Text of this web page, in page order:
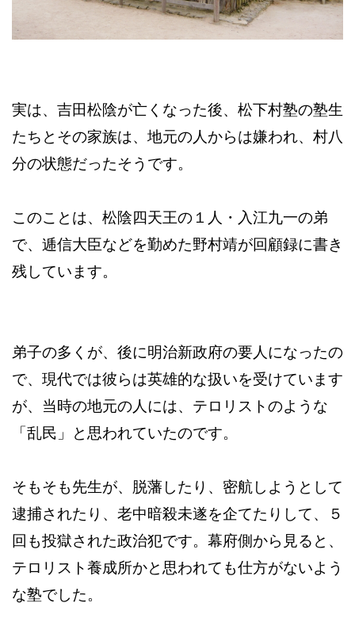
実は、吉田松陰が亡くなった後、松下村塾の塾生
たちとその家族は、地元の人からは嫌われ、村八
分の状態だったそうです。
このことは、松陰四天王の１人・入江九一の弟
で、逓信大臣などを勤めた野村靖が回顧録に書き
残しています。
弟子の多くが、後に明治新政府の要人になったの
で、現代では彼らは英雄的な扱いを受けています
が、当時の地元の人には、テロリストのような
「乱民」と思われていたのです。
そもそも先生が、脱藩したり、密航しようとして
逮捕されたり、老中暗殺未遂を企てたりして、５
回も投獄された政治犯です。幕府側から見ると、
テロリスト養成所かと思われても仕方がないよう
な塾でした。